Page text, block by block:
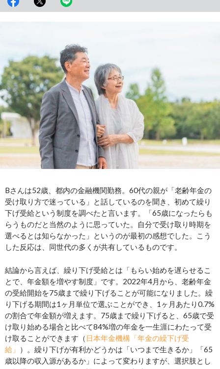
Bさんは52歳、都内の金融機関勤務。60代の親が「老齢年金の
受け取り方で迷っている」と話しているのを聞き、初めて繰り
下げ受給という制度を調べたと言います。「65歳になったらも
らうものだと当然のように思っていた。自分で受け取り時期を
選べるとは知らなかった」というのが最初の感想でした。こう
した反応は、同世代の多くが共有しているものです。
結論から言えば、繰り下げ受給とは「もらい始めを遅らせるこ
とで、年金額を増やす制度」です。2022年4月から、老齢年金
の受給開始を75歳まで繰り下げることが可能になりました。繰
り下げる期間は1ヶ月単位で選ぶことができ、1ヶ月あたり0.7%
の割合で年金額が増えます。75歳まで繰り下げると、65歳で受
け取り始める場合と比べて84%増の年金を一生涯にわたって受
け取ることができます（ 日本年金機構「年金の繰下げ受
給」
）。繰り下げが有利かどうかは「いつまで生きるか」「65
歳以降の収入源があるか」によって変わりますが、選択肢とし